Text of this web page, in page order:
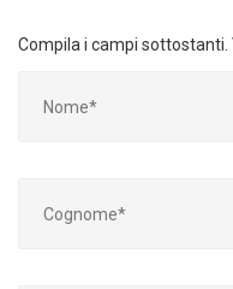
Compila i campi